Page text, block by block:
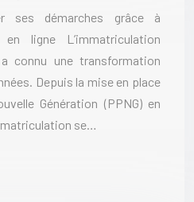
ses démarches grâce à
ligne L’immatriculation
connu une transformation
Depuis la mise en place
Génération (PPNG) en
se…